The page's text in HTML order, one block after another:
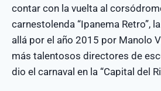
contar con la vuelta al
carnestolenda “Ipanema Retro”,
allá por el año 2015 por Manolo
más talentosos directores de
dio el carnaval en la “Capital del